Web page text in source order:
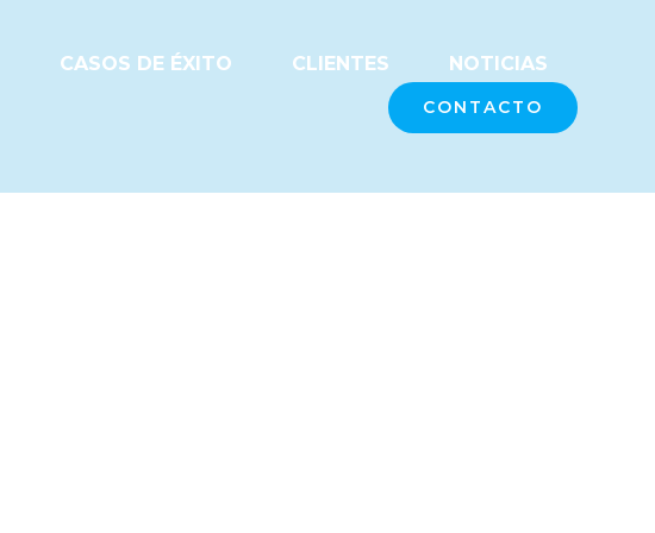
CASOS DE ÉXITO CLIENTES NOTICIAS
CONTACTO